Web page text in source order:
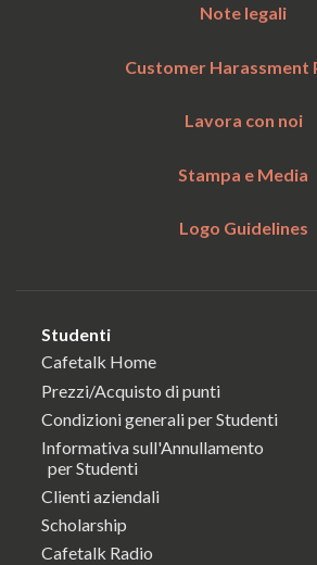
Note legali
Customer Harassment
Lavora con noi
Stampa e Media
Logo Guidelines
Studenti
Cafetalk Home
Prezzi/Acquisto di punti
Condizioni generali per Studenti
Informativa sull'Annullamento
per Studenti
Clienti aziendali
Scholarship
Cafetalk Radio